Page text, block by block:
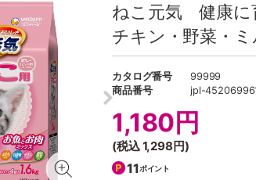
ねこ元気 健康に
チキン・野菜・
カタログ番号
99999
商品番号
jpl-
1,180円
(税込1,298円)
11ポイント